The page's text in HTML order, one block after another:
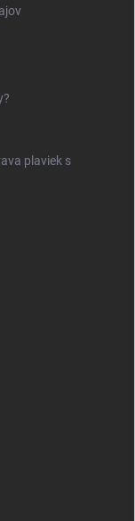
plaviek s